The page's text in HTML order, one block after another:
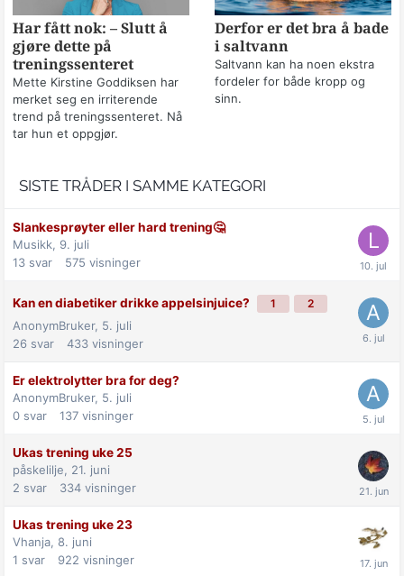
Har fått nok: – Slutt å
gjøre dette på
treningssenteret
Mette Kirstine Goddiksen har
merket seg en irriterende
trend på treningssenteret. Nå
tar hun et oppgjør.
Derfor er det bra å bade
i saltvann
Saltvann kan ha noen ekstra
fordeler for både kropp og
sinn.
SISTE TRÅDER I SAMME KATEGORI
Slankesprøyter eller hard trening🤔
Musikk, 9. juli
13 svar 575 visninger
Kan en diabetiker drikke appelsinjuice? 1 2
AnonymBruker, 5. juli
26 svar 433 visninger
Er elektrolytter bra for deg?
AnonymBruker, 5. juli
0 svar 137 visninger
Ukas trening uke 25
påskelilje, 21. juni
2 svar 334 visninger
Ukas trening uke 23
Vhanja, 8. juni
1 svar 922 visninger